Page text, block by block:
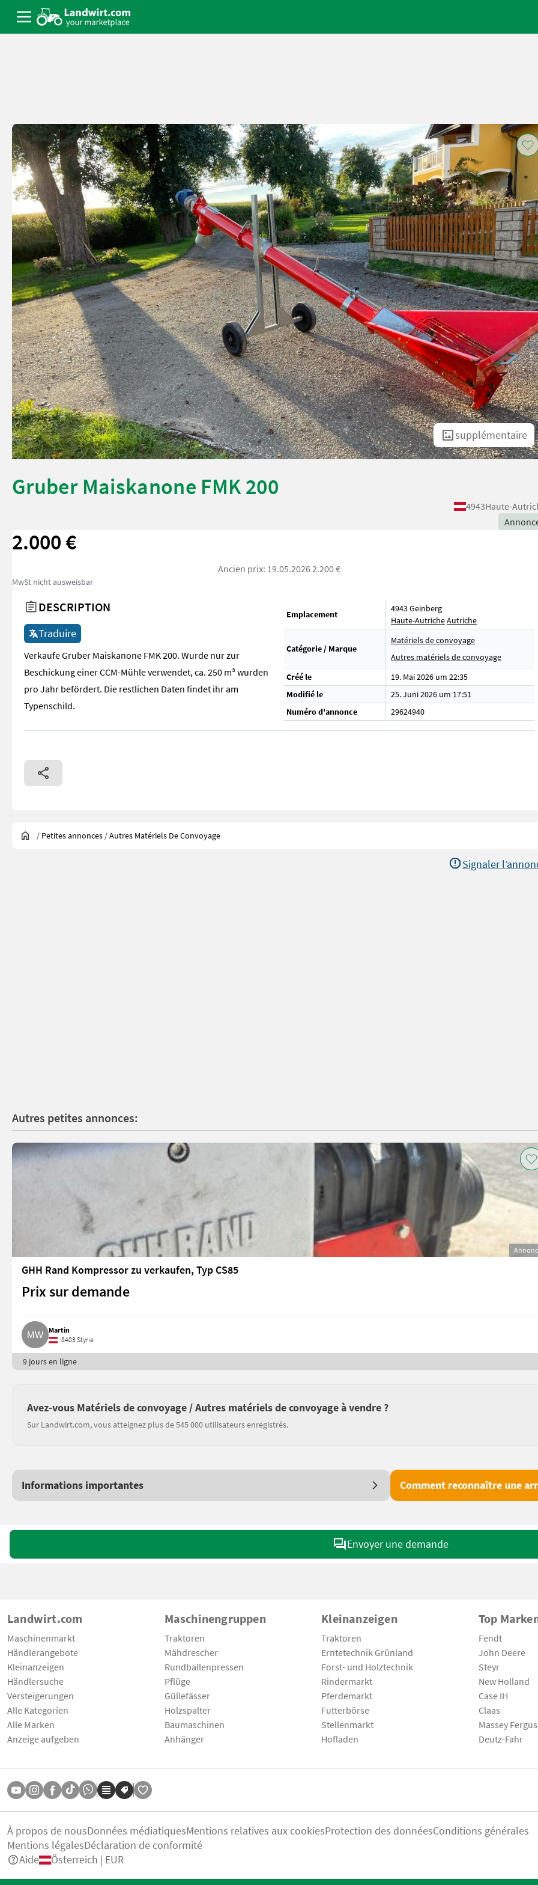
supplémentaire
Gruber Maiskanone FMK 200
4943Haute-
2.000 €
Ancien prix: 19.05.2026 2.200 €
MwSt nicht ausweisbar
DESCRIPTION
Traduire
Verkaufe Gruber Maiskanone FMK 200. Wurde nur zur
Beschickung einer CCM-Mühle verwendet, ca. 250 m³ wurden
pro Jahr befördert. Die restlichen Daten findet ihr am
Typenschild.
Emplacement
4943 Geinberg
Haute-AutricheAutriche
Catégorie / Marque
Matériels de convoyage
Autres matériels de convoyage
Créé le
19. Mai 2026 um 22:35
Modifié le
25. Juni 2026 um 17:51
Numéro d'annonce
29624940
/ Petites annonces /Autres Matériels De Convoyage
Signaler
Autres petites annonces:
GHH Rand Kompressor zu verkaufen, Typ CS85
Prix sur demande
Martin
8403 Styrie
9 jours en ligne
Avez-vous Matériels de convoyage / Autres matériels de convoyage à vendre ?
Sur Landwirt.com, vous atteignez plus de 545 000 utilisateurs enregistrés.
Informations importantes Comment reconnaître une
Envoyer une demande
Landwirt.com
Maschinenmarkt
Händlerangebote
Kleinanzeigen
Händlersuche
Versteigerungen
Alle Kategorien
Alle Marken
Anzeige aufgeben
Maschinengruppen
Traktoren
Mähdrescher
Rundballenpressen
Pflüge
Güllefässer
Holzspalter
Baumaschinen
Anhänger
Kleinanzeigen
Traktoren
Erntetechnik Grünland
Forst- und Holztechnik
Rindermarkt
Pferdemarkt
Futterbörse
Stellenmarkt
Hofladen
Top
Fendt
John Deere
Steyr
New Holland
Case IH
Claas
Massey
Deutz-Fahr
À propos de nousDonnées médiatiquesMentions relatives aux cookiesProtection des donnéesConditions générales
Mentions légalesDéclaration de conformité
Aide
Österreich | EUR